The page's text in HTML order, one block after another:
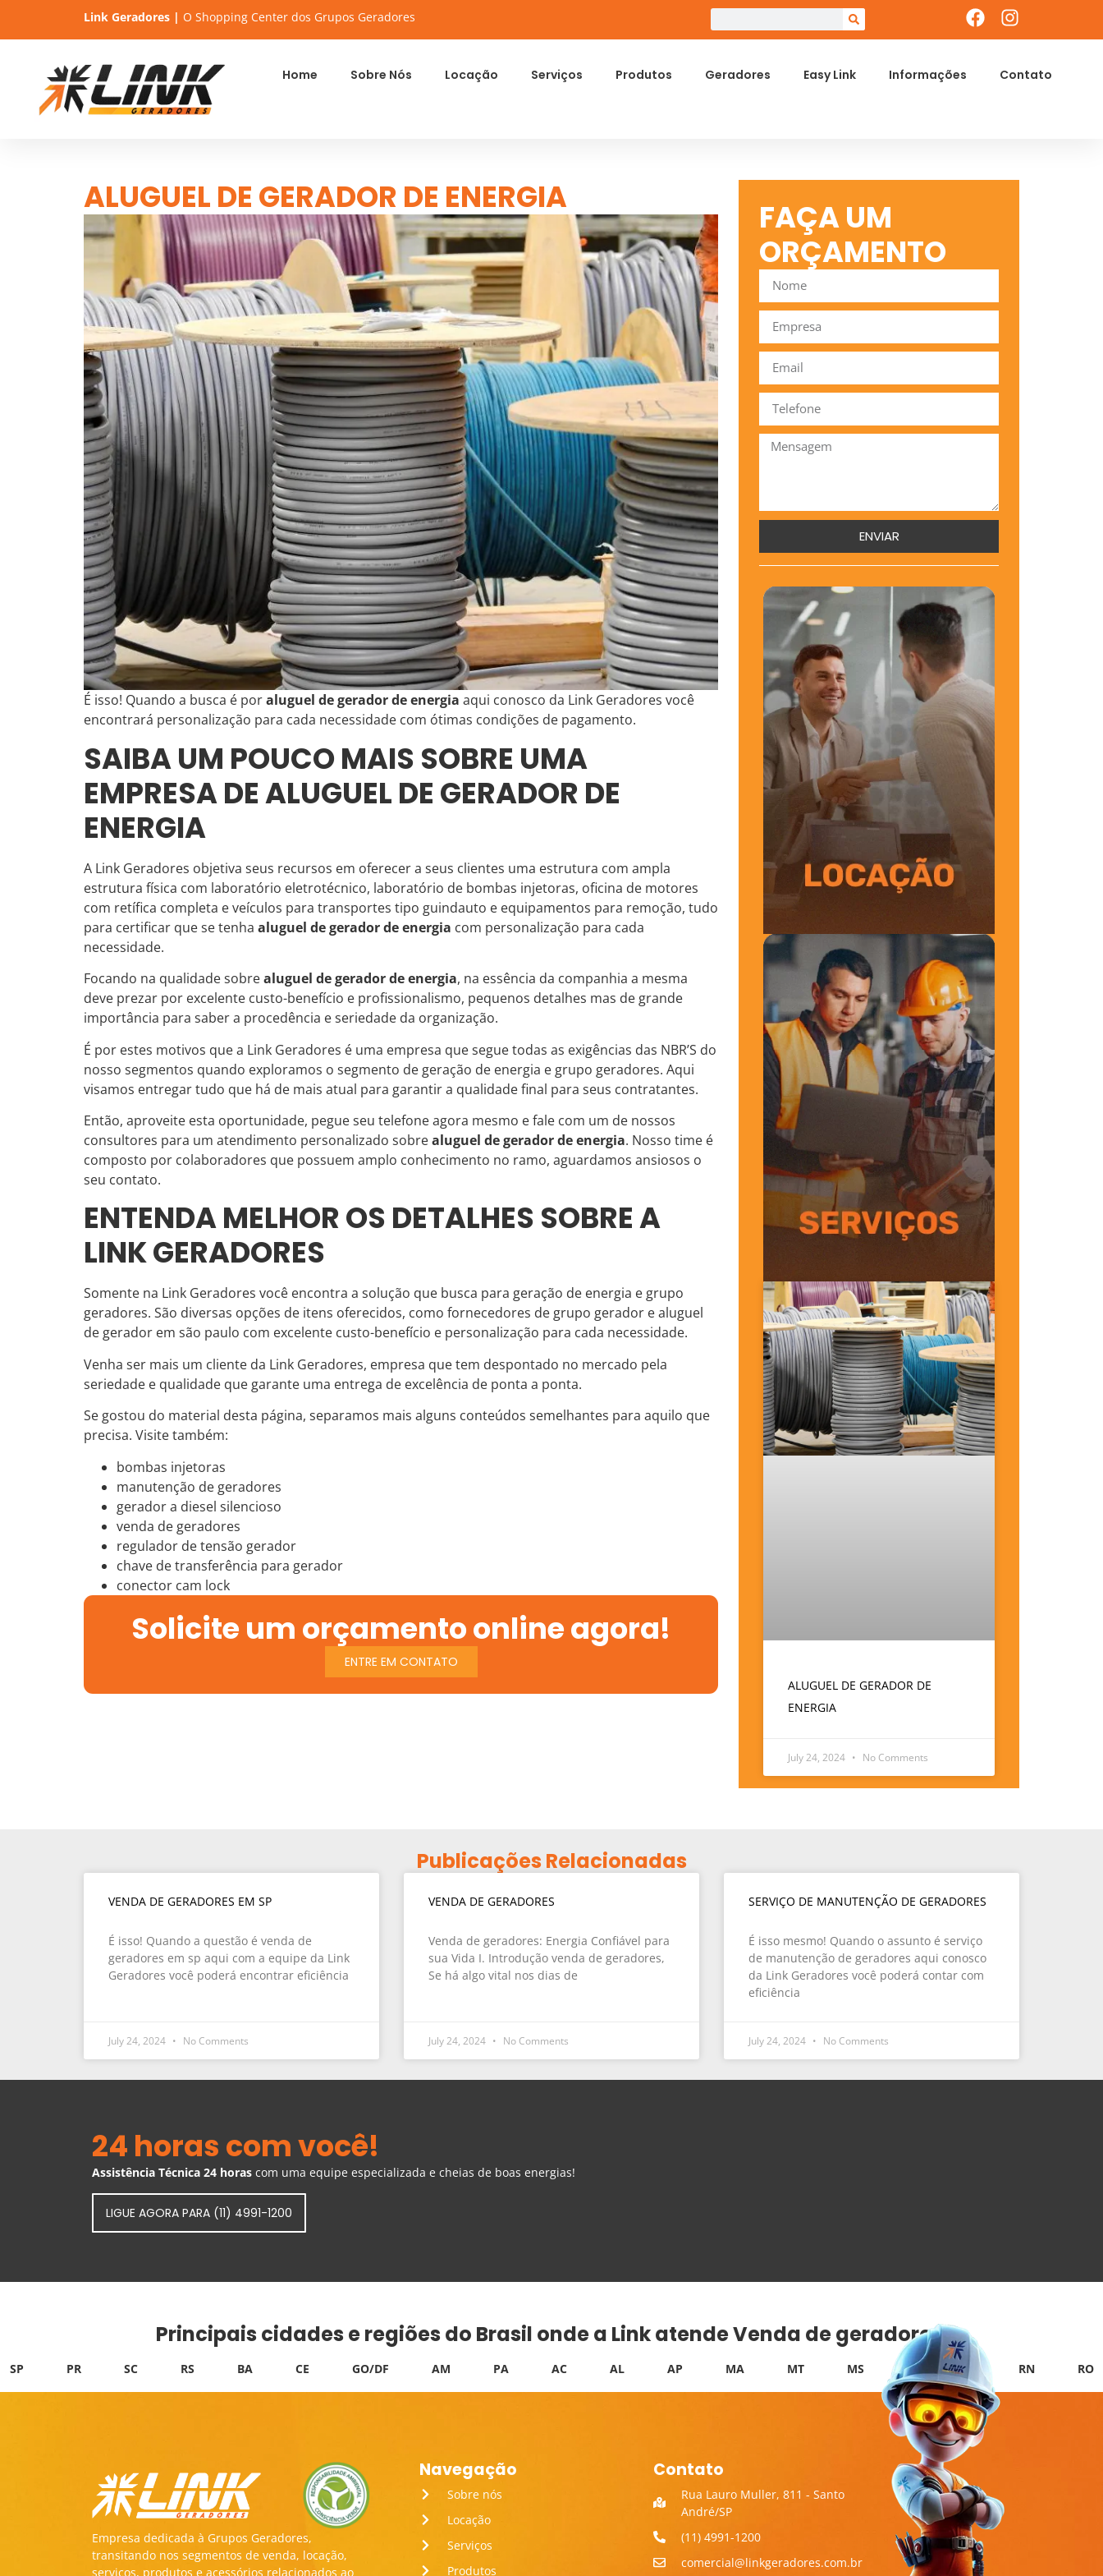
Link Geradores | O Shopping Center dos Grupos Geradores
Home Sobre Nós Locação Serviços Produtos Geradores Easy Link Informações Contato
ALUGUEL DE GERADOR DE ENERGIA
É isso! Quando a busca é poraluguel de gerador de energia aqui conosco da Link Geradores você
encontrará personalização para cada necessidade com ótimas condições de pagamento.
SAIBA UM POUCO MAIS SOBRE UMA
EMPRESA DE ALUGUEL DE GERADOR DE
ENERGIA
A Link Geradores objetiva seus recursos em oferecer a seus clientes uma estrutura com ampla
estrutura física com laboratório eletrotécnico, laboratório de bombas injetoras, oficina de motores
com retífica completa e veículos para transportes tipo guindauto e equipamentos para remoção, tudo
para certificar que se tenha aluguel de gerador de energia com personalização para cada
necessidade.
Focando na qualidade sobrealuguel de gerador de energia, na essência da companhia a mesma
deve prezar por excelente custo-benefício e profissionalismo, pequenos detalhes mas de grande
importância para saber a procedência e seriedade da organização.
É por estes motivos que a Link Geradores é uma empresa que segue todas as exigências das NBR’S do
nosso segmentos quando exploramos o segmento de geração de energia e grupo geradores. Aqui
visamos entregar tudo que há de mais atual para garantir a qualidade final para seus contratantes.
Então, aproveite esta oportunidade, pegue seu telefone agora mesmo e fale com um de nossos
consultores para um atendimento personalizado sobrealuguel de gerador de energia. Nosso time é
composto por colaboradores que possuem amplo conhecimento no ramo, aguardamos ansiosos o
seu contato.
ENTENDA MELHOR OS DETALHES SOBRE A
LINK GERADORES
Somente na Link Geradores você encontra a solução que busca para geração de energia e grupo
geradores. São diversas opções de itens oferecidos, como fornecedores de grupo gerador e aluguel
de gerador em são paulo com excelente custo-benefício e personalização para cada necessidade.
Venha ser mais um cliente da Link Geradores, empresa que tem despontado no mercado pela
seriedade e qualidade que garante uma entrega de excelência de ponta a ponta.
Se gostou do material desta página, separamos mais alguns conteúdos semelhantes para aquilo que
precisa. Visite também:
bombas injetoras
manutenção de geradores
gerador a diesel silencioso
venda de geradores
regulador de tensão gerador
chave de transferência para gerador
conector cam lock
Solicite um orçamento online agora!
ENTRE EM CONTATO
FAÇA UM
ORÇAMENTO
ENVIAR
ALUGUEL DE GERADOR DE
ENERGIA
July 24, 2024 No Comments
Publicações Relacionadas
VENDA DE GERADORES EM SP
É isso! Quando a questão é venda de
geradores em sp aqui com a equipe da Link
Geradores você poderá encontrar eficiência
July 24, 2024 No Comments
VENDA DE GERADORES
Venda de geradores: Energia Confiável para
sua Vida I. Introdução venda de geradores,
Se há algo vital nos dias de
July 24, 2024 No Comments
SERVIÇO DE MANUTENÇÃO DE GERADORES
É isso mesmo! Quando o assunto é serviço
de manutenção de geradores aqui conosco
da Link Geradores você poderá contar com
eficiência
July 24, 2024 No Comments
24 horas com você!
Assistência Técnica 24 horas com uma equipe especializada e cheias de boas energias!
LIGUE AGORA PARA (11) 4991-1200
Principais cidades e regiões do Brasil onde a Link atende Venda de geradores:
SP PR SC RS BA CE GO/DF AM PA AC AL AP MA MT MS PB PI RN RO
Empresa dedicada à Grupos Geradores,
transitando nos segmentos de venda, locação,
serviços, produtos e acessórios relacionados ao
Navegação
Sobre nós
Locação
Serviços
Produtos
Contato
Rua Lauro Muller, 811 - Santo
André/SP
(11) 4991-1200
comercial@linkgeradores.com.br